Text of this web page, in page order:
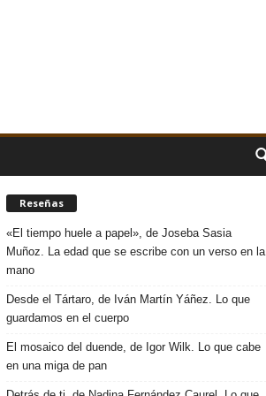
Reseñas
«El tiempo huele a papel», de Joseba Sasia
Muñoz. La edad que se escribe con un verso en la
mano
Desde el Tártaro, de Iván Martín Yáñez. Lo que
guardamos en el cuerpo
El mosaico del duende, de Igor Wilk. Lo que cabe
en una miga de pan